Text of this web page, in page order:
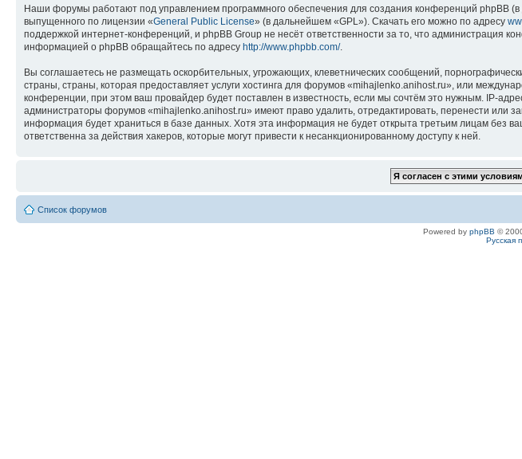
Наши форумы работают под управлением программного обеспечения для создания конференций phpBB
выпущенного по лицензии «General Public License» (в дальнейшем «GPL»). Скачать его можно по адресу
поддержкой интернет-конференций, и phpBB Group не несёт ответственности за то, что администрация
информацией о phpBB обращайтесь по адресу http://www.phpbb.com/.
Вы соглашаетесь не размещать оскорбительных, угрожающих, клеветнических сообщений,
страны, страны, которая предоставляет услуги хостинга для форумов «mihajlenko.anihost.ru», или
конференции, при этом ваш провайдер будет поставлен в известность, если мы сочтём это нужным. IP-
администраторы форумов «mihajlenko.anihost.ru» имеют право удалить, отредактировать, перенести или
информация будет храниться в базе данных. Хотя эта информация не будет открыта третьим лицам
ответственна за действия хакеров, которые могут привести к несанкционированному доступу к ней.
Список форумов
Powered by phpBB ©
Русская